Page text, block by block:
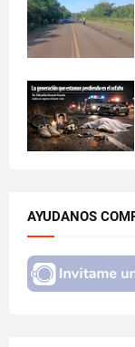
AYUDANOS